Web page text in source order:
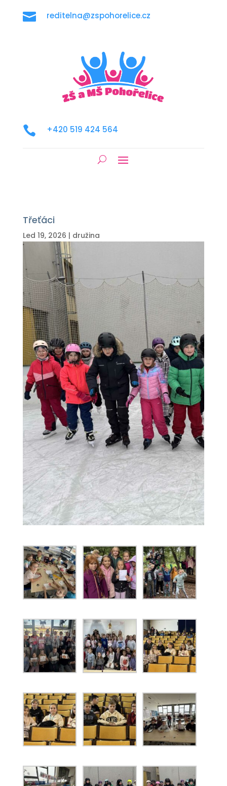
 reditelna@zspohorelice.cz
 +420 519 424 564
Třeťáci
Led 19, 2026 | družina